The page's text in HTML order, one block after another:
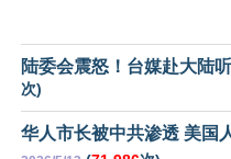
陆委会震怒！台媒赴大陆
次)
华人市长被中共渗透 美国